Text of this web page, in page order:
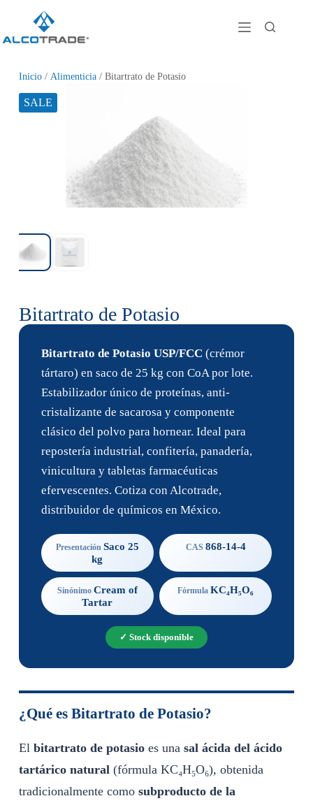
Inicio/ Alimenticia/ Bitartrato de Potasio
SALE
Bitartrato de Potasio
Bitartrato de Potasio USP/FCC (crémor
tártaro) en saco de 25 kg con CoA por lote.
Estabilizador único de proteínas, anti-
cristalizante de sacarosa y componente
clásico del polvo para hornear. Ideal para
repostería industrial, confitería, panadería,
vinicultura y tabletas farmacéuticas
efervescentes. Cotiza con Alcotrade,
distribuidor de químicos en México.
Presentación Saco 25
kg
CAS 868-14-4
Sinónimo Cream of
Tartar
FórmulaKC₄H₅O₆
✓ Stock disponible
¿Qué es Bitartrato de Potasio?
El bitartrato de potasioes una sal ácida del ácido
tartárico natural (fórmula KC₄H₅O₆), obtenida
tradicionalmente como subproducto de la